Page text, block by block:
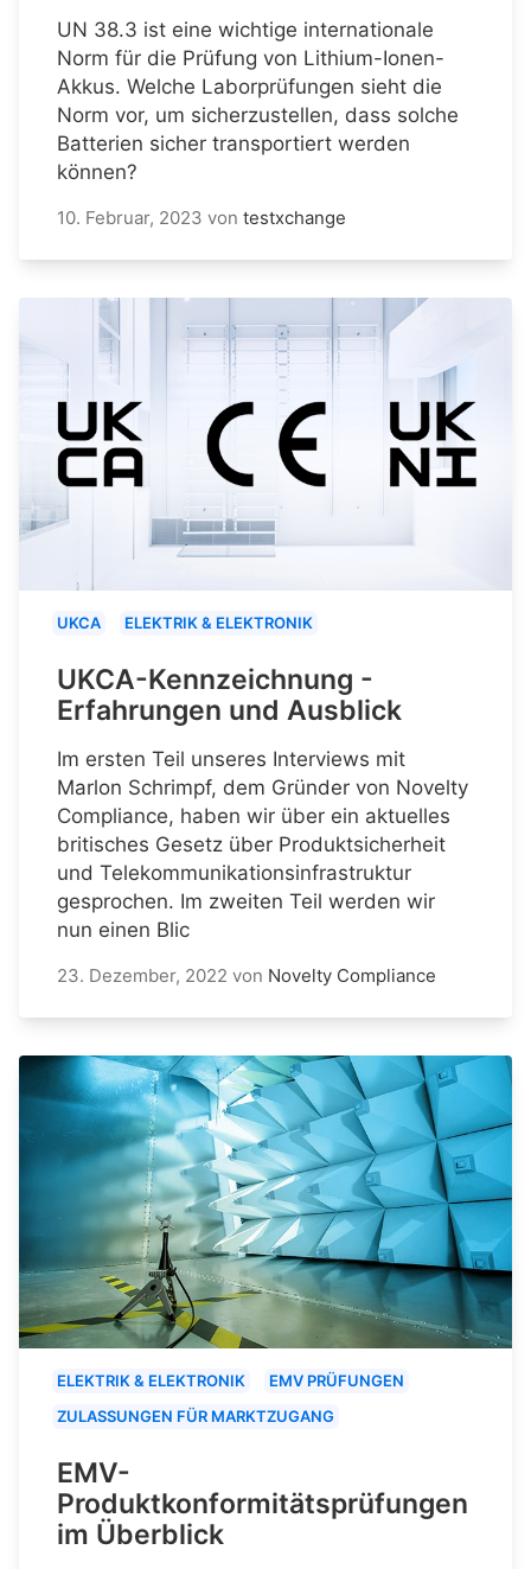
UN 38.3 ist eine wichtige internationale
Norm für die Prüfung von Lithium-Ionen-
Akkus. Welche Laborprüfungen sieht die
Norm vor, um sicherzustellen, dass solche
Batterien sicher transportiert werden
können?
10. Februar, 2023 von testxchange
UKCA ELEKTRIK & ELEKTRONIK
UKCA-Kennzeichnung -
Erfahrungen und Ausblick
Im ersten Teil unseres Interviews mit
Marlon Schrimpf, dem Gründer von Novelty
Compliance, haben wir über ein aktuelles
britisches Gesetz über Produktsicherheit
und Telekommunikationsinfrastruktur
gesprochen. Im zweiten Teil werden wir
nun einen Blic
23. Dezember, 2022 von Novelty Compliance
ELEKTRIK & ELEKTRONIK
EMV PRÜFUNGEN
ZULASSUNGEN FÜR MARKTZUGANG
EMV-
Produktkonformitätsprüfungen
im Überblick